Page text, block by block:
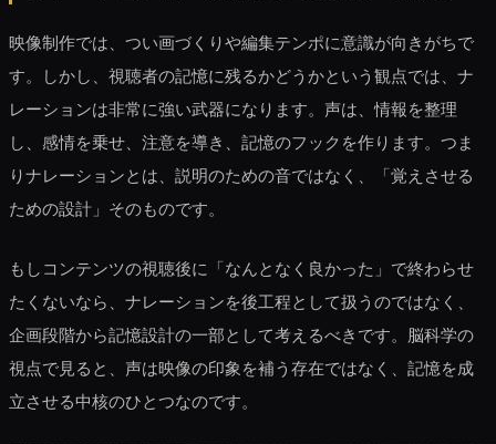
映像制作では、つい画づくりや編集テンポに意識が向きがちで
す。しかし、視聴者の記憶に残るかどうかという観点では、ナ
レーションは非常に強い武器になります。声は、情報を整理
し、感情を乗せ、注意を導き、記憶のフックを作ります。つま
りナレーションとは、説明のための音ではなく、「覚えさせる
ための設計」そのものです。
もしコンテンツの視聴後に「なんとなく良かった」で終わらせ
たくないなら、ナレーションを後工程として扱うのではなく、
企画段階から記憶設計の一部として考えるべきです。脳科学の
視点で見ると、声は映像の印象を補う存在ではなく、記憶を成
立させる中核のひとつなのです。